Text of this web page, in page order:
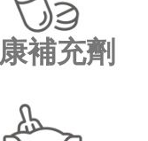
補充劑